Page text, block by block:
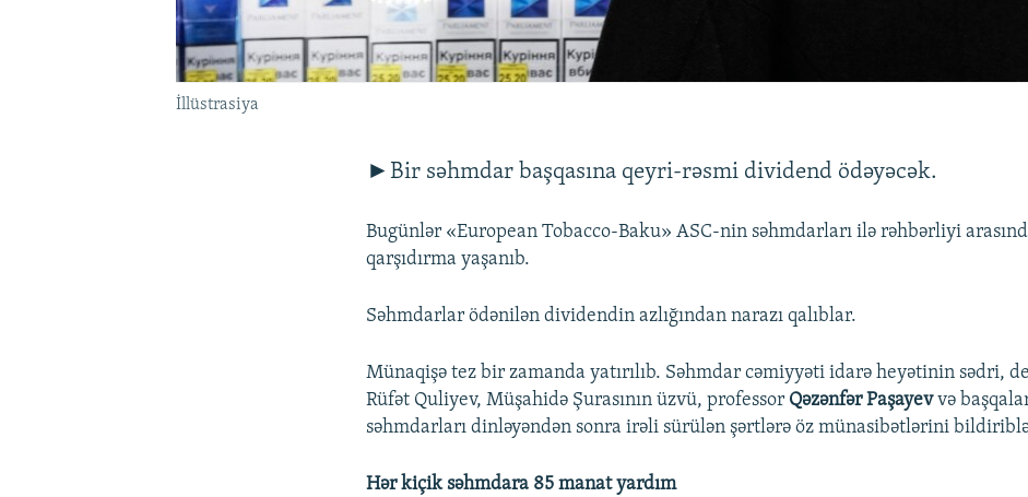
İllüstrasiya
►Bir səhmdar başqasına qeyri-rəsmi dividend ödəyəcək.
Bugünlər «European Tobacco-Baku» ASC-nin səhmdarları ilə rəhbərliyi
qarşıdırma yaşanıb.
Səhmdarlar ödənilən dividendin azlığından narazı qalıblar.
Münaqişə tez bir zamanda yatırılıb. Səhmdar cəmiyyəti idarə heyətinin sədri,
Rüfət Quliyev, Müşahidə Şurasının üzvü, professor Qəzənfər Paşayevvə
səhmdarları dinləyəndən sonra irəli sürülən şərtlərə öz münasibətlərini
Hər kiçik səhmdara 85 manat yardım